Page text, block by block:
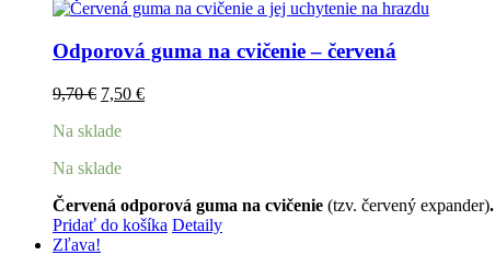
Odporová guma na cvičenie – červená
9,70€ Pôvodná
bola:
7,50 €Aktuálna
Na sklade
Na sklade
Červená odporová guma na cvičenie (tzv. červený expander).
Pridať do košíka Detaily
Zľava!